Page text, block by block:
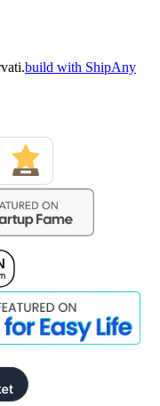
build with ShipAny